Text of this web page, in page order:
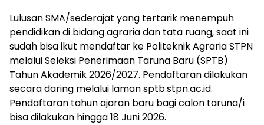
Lulusan SMA/sederajat yang tertarik menempuh
pendidikan di bidang agraria dan tata ruang, saat ini
sudah bisa ikut mendaftar ke Politeknik Agraria STPN
melalui Seleksi Penerimaan Taruna Baru (SPTB)
Tahun Akademik 2026/2027. Pendaftaran dilakukan
secara daring melalui laman sptb.stpn.ac.id.
Pendaftaran tahun ajaran baru bagi calon taruna/i
bisa dilakukan hingga 18 Juni 2026.